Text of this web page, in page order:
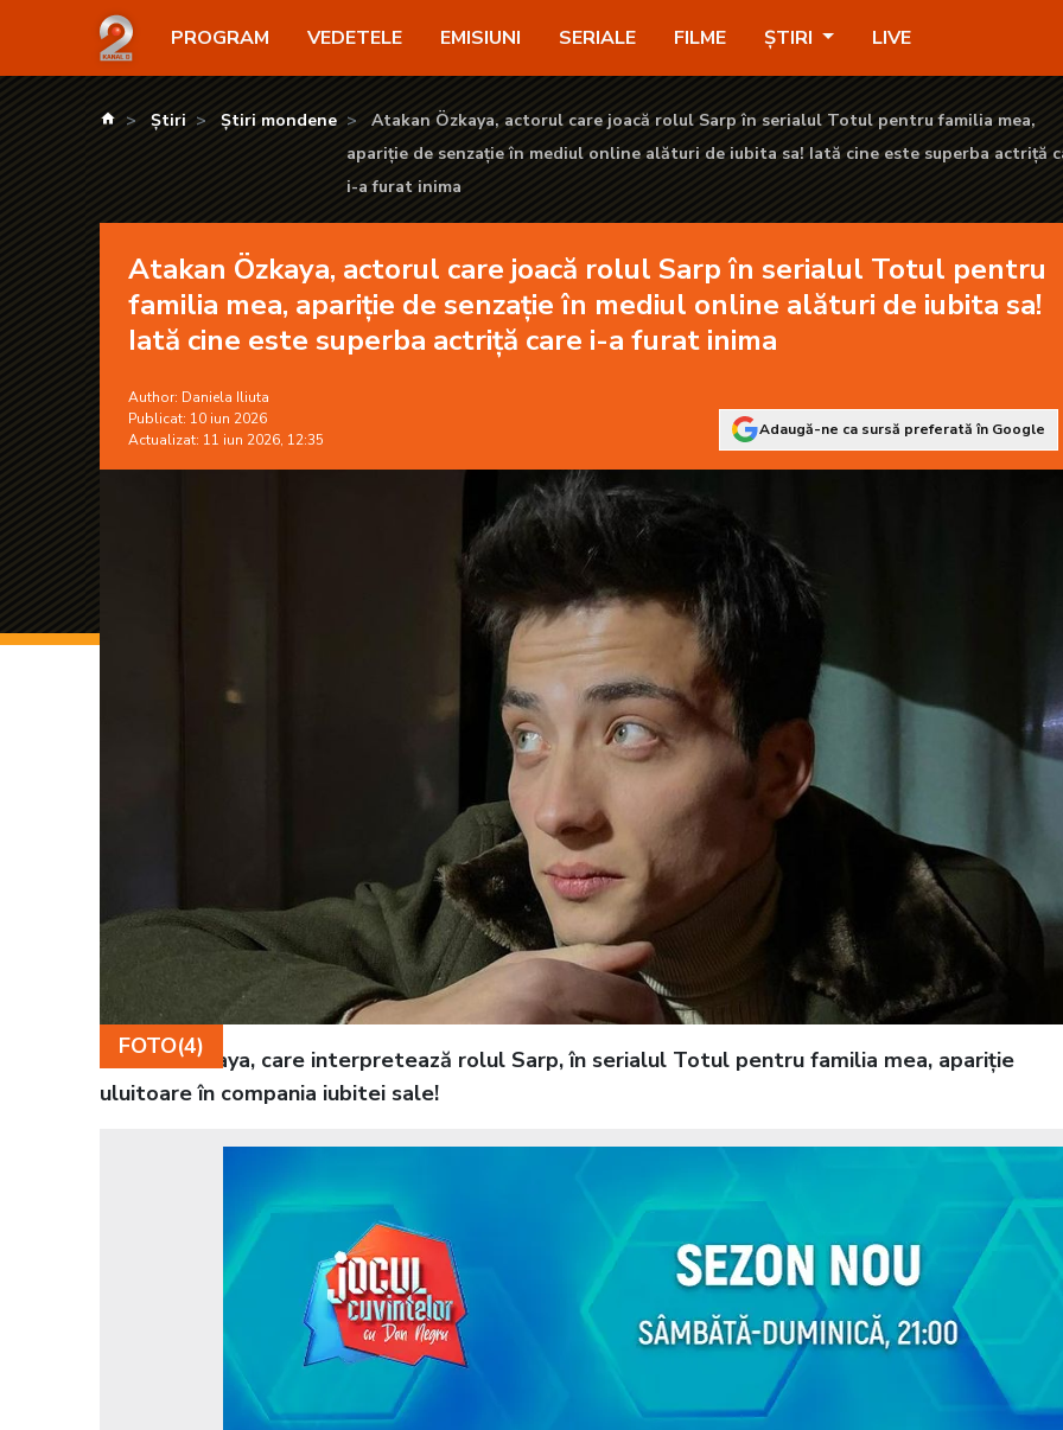
Atakan Özkaya, actorul care joacă rolul Sarp în serialul Totul pentru familia mea, apariție de senzație în mediul
PROGRAM VEDETELE EMISIUNI SERIALE FILME ȘTIRI LIVE
kanald.ro
Știri Știri mondene
Atakan Özkaya, actorul care joacă rolul Sarp în serialul Totul pentru familia mea,
apariție de senzație în mediul online alături de iubita sa! Iată cine este superba actriță
i-a furat inima
Atakan Özkaya, actorul care joacă rolul Sarp în serialul Totul pentru
familia mea, apariție de senzație în mediul online alături de iubita sa!
Iată cine este superba actriță care i-a furat inima
Author: Daniela Iliuta
Publicat: 10 iun 2026
Actualizat: 11 iun 2026, 12:35
Adaugă-ne ca sursă preferată în Google
FOTO(4)
Atakan Özkaya, care interpretează rolul Sarp, în serialul Totul pentru familia mea, apariție
uluitoare în compania iubitei sale!